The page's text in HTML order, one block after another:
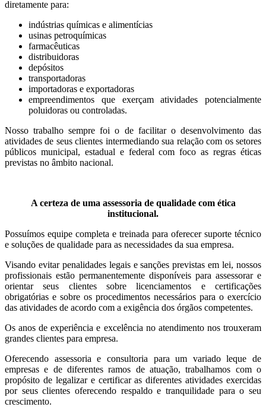
diretamente para:
indústrias químicas e alimentícias
usinas petroquímicas
farmacêuticas
distribuidoras
depósitos
transportadoras
importadoras e exportadoras
empreendimentos que exerçam atividades potencialmente
poluidoras ou controladas.
Nosso trabalho sempre foi o de facilitar o desenvolvimento das
atividades de seus clientes intermediando sua relação com os setores
públicos municipal, estadual e federal com foco as regras éticas
previstas no âmbito nacional.
A certeza de uma assessoria de qualidade com ética
institucional.
Possuímos equipe completa e treinada para oferecer suporte técnico
e soluções de qualidade para as necessidades da sua empresa.
Visando evitar penalidades legais e sanções previstas em lei, nossos
profissionais estão permanentemente disponíveis para assessorar e
orientar seus clientes sobre licenciamentos e certificações
obrigatórias e sobre os procedimentos necessários para o exercício
das atividades de acordo com a exigência dos órgãos competentes.
Os anos de experiência e excelência no atendimento nos trouxeram
grandes clientes para empresa.
Oferecendo assessoria e consultoria para um variado leque de
empresas e de diferentes ramos de atuação, trabalhamos com o
propósito de legalizar e certificar as diferentes atividades exercidas
por seus clientes oferecendo respaldo e tranquilidade para o seu
crescimento.